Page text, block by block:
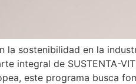
la sostenibilidad en la
integral de SUSTENTA-
este programa busca